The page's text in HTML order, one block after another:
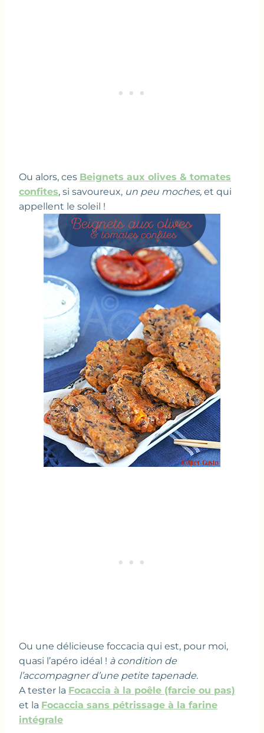
Ou alors, ces Beignets aux olives & tomates
confites, si savoureux, un peu moches, et qui
appellent le soleil !
Ou une délicieuse foccacia qui est, pour moi,
quasi l’apéro idéal ! à condition de
l’accompagner d’une petite tapenade.
A tester la Focaccia à la poêle (farcie ou pas)
et la Focaccia sans pétrissage à la farine
intégrale